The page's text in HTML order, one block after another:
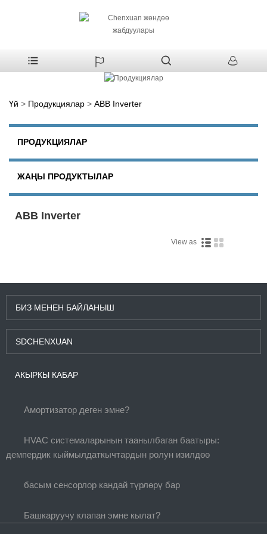
Үй > Продукциялар > ABB Inverter
ПРОДУКЦИЯЛАР
ЖАҢЫ ПРОДУКТЫЛАР
ABB Inverter
View as
БИЗ МЕНЕН БАЙЛАНЫШ
SDCHENXUAN
АКЫРКЫ КАБАР
Амортизатор деген эмне?
HVAC системаларынын таанылбаган баатыры:
демпердик кыймылдаткычтардын ролун изилдөө
басым сенсорлор кандай түрлөрү бар
Башкаруучу клапан эмне кылат?